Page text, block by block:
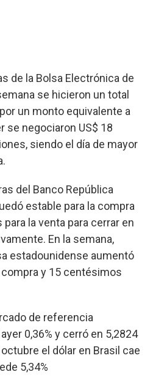
de la Bolsa Electrónica de
se hicieron un total
un monto equivalente a
se negociaron US$ 18
siendo el día de mayor
del Banco República
estable para la compra
la venta para cerrar en
En la semana,
estadounidense aumentó
y 15 centésimos
de referencia
0,36% y cerró en 5,2824
el dólar en Brasil cae
5,34%